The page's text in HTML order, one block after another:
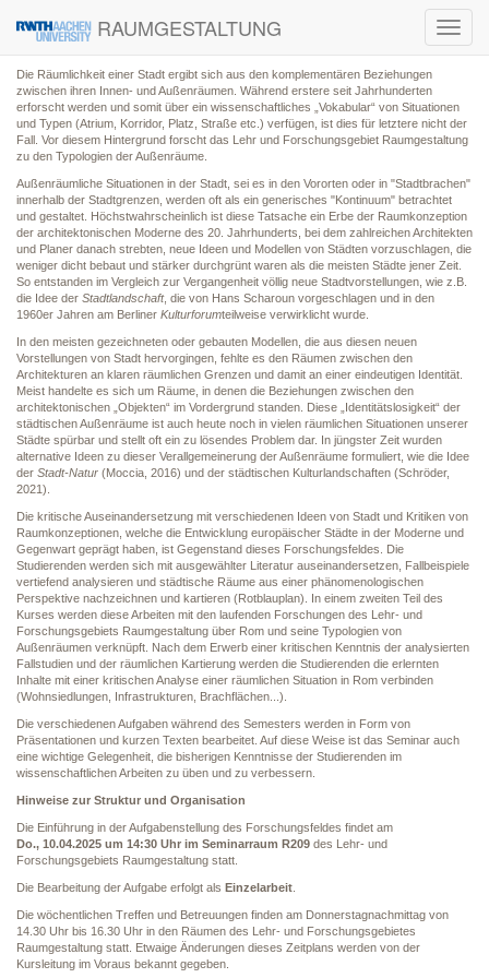
RAUMGESTALTUNG
Die Räumlichkeit einer Stadt ergibt sich aus den komplementären Beziehungen
zwischen ihren Innen- und Außenräumen. Während erstere seit Jahrhunderten
erforscht werden und somit über ein wissenschaftliches „Vokabular“ von Situationen
und Typen (Atrium, Korridor, Platz, Straße etc.) verfügen, ist dies für letztere nicht der
Fall. Vor diesem Hintergrund forscht das Lehr und Forschungsgebiet Raumgestaltung
zu den Typologien der Außenräume.
Außenräumliche Situationen in der Stadt, sei es in den Vororten oder in "Stadtbrachen"
innerhalb der Stadtgrenzen, werden oft als ein generisches "Kontinuum" betrachtet
und gestaltet. Höchstwahrscheinlich ist diese Tatsache ein Erbe der Raumkonzeption
der architektonischen Moderne des 20. Jahrhunderts, bei dem zahlreichen Architekten
und Planer danach strebten, neue Ideen und Modellen von Städten vorzuschlagen, die
weniger dicht bebaut und stärker durchgrünt waren als die meisten Städte jener Zeit.
So entstanden im Vergleich zur Vergangenheit völlig neue Stadtvorstellungen, wie z.B.
die Idee der Stadtlandschaft, die von Hans Scharoun vorgeschlagen und in den
1960er Jahren am Berliner Kulturforumteilweise verwirklicht wurde.
In den meisten gezeichneten oder gebauten Modellen, die aus diesen neuen
Vorstellungen von Stadt hervorgingen, fehlte es den Räumen zwischen den
Architekturen an klaren räumlichen Grenzen und damit an einer eindeutigen Identität.
Meist handelte es sich um Räume, in denen die Beziehungen zwischen den
architektonischen „Objekten“ im Vordergrund standen. Diese „Identitätslosigkeit“ der
städtischen Außenräume ist auch heute noch in vielen räumlichen Situationen unserer
Städte spürbar und stellt oft ein zu lösendes Problem dar. In jüngster Zeit wurden
alternative Ideen zu dieser Verallgemeinerung der Außenräume formuliert, wie die Idee
der Stadt-Natur (Moccia, 2016) und der städtischen Kulturlandschaften (Schröder,
2021).
Die kritische Auseinandersetzung mit verschiedenen Ideen von Stadt und Kritiken von
Raumkonzeptionen, welche die Entwicklung europäischer Städte in der Moderne und
Gegenwart geprägt haben, ist Gegenstand dieses Forschungsfeldes. Die
Studierenden werden sich mit ausgewählter Literatur auseinandersetzen, Fallbeispiele
vertiefend analysieren und städtische Räume aus einer phänomenologischen
Perspektive nachzeichnen und kartieren (Rotblauplan). In einem zweiten Teil des
Kurses werden diese Arbeiten mit den laufenden Forschungen des Lehr- und
Forschungsgebiets Raumgestaltung über Rom und seine Typologien von
Außenräumen verknüpft. Nach dem Erwerb einer kritischen Kenntnis der analysierten
Fallstudien und der räumlichen Kartierung werden die Studierenden die erlernten
Inhalte mit einer kritischen Analyse einer räumlichen Situation in Rom verbinden
(Wohnsiedlungen, Infrastrukturen, Brachflächen...).
Die verschiedenen Aufgaben während des Semesters werden in Form von
Präsentationen und kurzen Texten bearbeitet. Auf diese Weise ist das Seminar auch
eine wichtige Gelegenheit, die bisherigen Kenntnisse der Studierenden im
wissenschaftlichen Arbeiten zu üben und zu verbessern.
Hinweise zur Struktur und Organisation
Die Einführung in der Aufgabenstellung des Forschungsfeldes findet am
Do., 10.04.2025 um 14:30 Uhr im Seminarraum R209 des Lehr- und
Forschungsgebiets Raumgestaltung statt.
Die Bearbeitung der Aufgabe erfolgt als Einzelarbeit
Die wöchentlichen Treffen und Betreuungen finden am Donnerstagnachmittag von
14.30 Uhr bis 16.30 Uhr in den Räumen des Lehr- und Forschungsgebietes
Raumgestaltung statt. Etwaige Änderungen dieses Zeitplans werden von der
Kursleitung im Voraus bekannt gegeben.